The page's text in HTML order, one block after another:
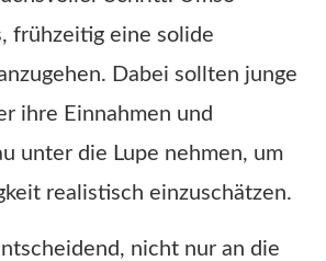
frühzeitig eine solide
Dabei sollten junge
ihre Einnahmen und
unter die Lupe nehmen, um
realistisch einzuschätzen.
nicht nur an die